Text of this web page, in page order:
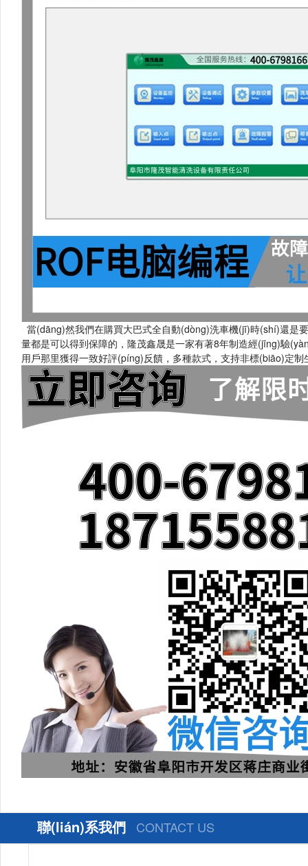
當(dāng)然我們在購買大巴式全自動(dòng)洗車機(jī)時(shí)還是
量都是可以得到保障的，隆茂鑫晟是一家有著8年制造經(jīng)驗(yàn)
用戶那里獲得一致好評(píng)反饋，多種款式，支持非標
聯(lián)系我們 CONTACT US